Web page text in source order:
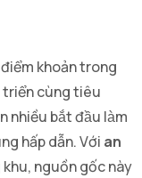
khoản trong
cùng tiêu
nhiều bắt đầu làm
hấp dẫn. Với an
nguồn gốc này